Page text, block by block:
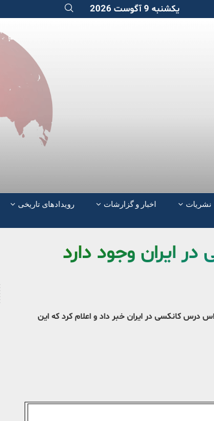
یکشنبه 9 آگوست 2026
نشریات اخبار و گزارشات رویدادهای تاریخی
معاون سازمان نوسازی، توسعه و تجهیز مدارس کشور از وجود حدود هزار و ۸۲۰ کلاس درس کانکسی در ایران خبر داد و اعلام کرد که این